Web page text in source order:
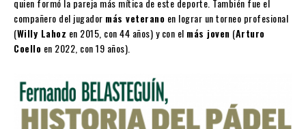
quien formó la pareja más mítica de este deporte. También fue el
compañero del jugador más veterano en lograr un torneo profesional
(Willy Lahoz en 2015, con 44 años) y con el más joven (Arturo
Coello en 2022, con 19 años).